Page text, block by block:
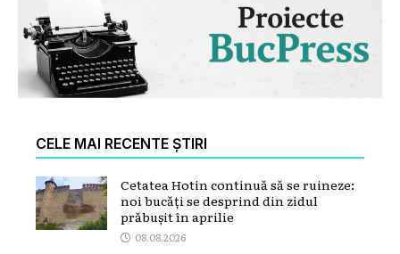
CELE MAI RECENTE ȘTIRI
Cetatea Hotin continuă să se ruineze:
noi bucăți se desprind din zidul
prăbușit în aprilie
08.08.2026